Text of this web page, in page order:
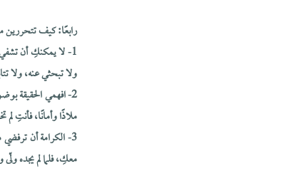
رابعًا: كيف تتحررين
1- لا يمكنكِ أن
ولا تبحثي عنه، ولا
2- افهمي الحقيقة
ملاذًا وأمانًا، فأنتِ
3- الكرامة أن
معكِ، فلما لم يجده